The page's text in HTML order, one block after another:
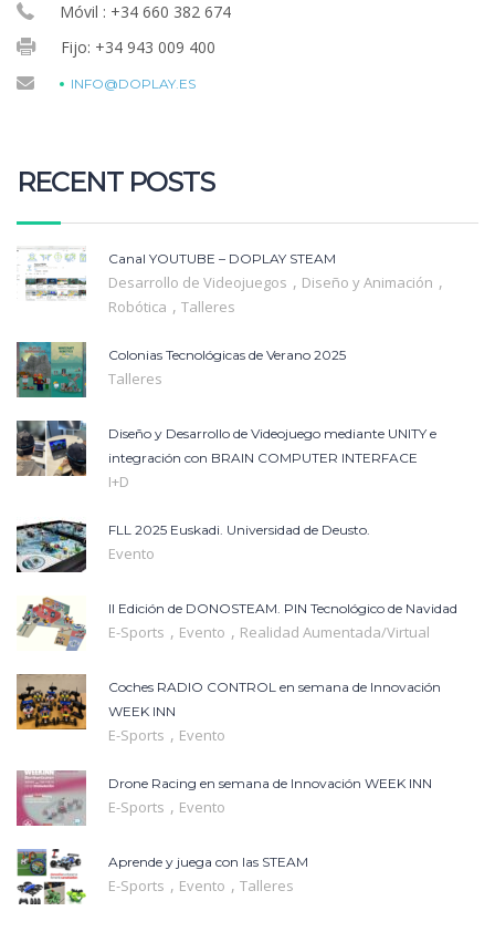
Móvil : +34 660 382 674
Fijo: +34 943 009 400
INFO@DOPLAY.ES
RECENT POSTS
Canal YOUTUBE – DOPLAY STEAM
Desarrollo de Videojuegos , Diseño y Animación ,
Robótica , Talleres
Colonias Tecnológicas de Verano 2025
Talleres
Diseño y Desarrollo de Videojuego mediante UNITY e
integración con BRAIN COMPUTER INTERFACE
I+D
FLL 2025 Euskadi. Universidad de Deusto.
Evento
II Edición de DONOSTEAM. PIN Tecnológico de Navidad
E-Sports , Evento , Realidad Aumentada/Virtual
Coches RADIO CONTROL en semana de Innovación
WEEK INN
E-Sports , Evento
Drone Racing en semana de Innovación WEEK INN
E-Sports , Evento
Aprende y juega con las STEAM
E-Sports , Evento , Talleres